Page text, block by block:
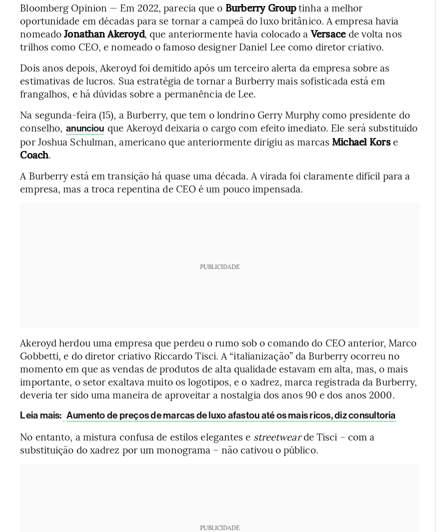
Bloomberg Opinion — Em 2022, parecia que o Burberry Grouptinha a melhor
oportunidade em décadas para se tornar a campeã do luxo britânico. A empresa havia
nomeadoJonathan Akeroyd, que anteriormente havia colocado aVersacede volta nos
trilhos como CEO, e nomeado o famoso designer Daniel Lee como diretor criativo.
Dois anos depois, Akeroyd foi demitido após um terceiro alerta da empresa sobre as
estimativas de lucros. Sua estratégia de tornar a Burberry mais sofisticada está em
frangalhos, e há dúvidas sobre a permanência de Lee.
Na segunda-feira (15), a Burberry, que tem o londrino Gerry Murphy como presidente do
conselho, anunciou que Akeroyd deixaria o cargo com efeito imediato. Ele será substituído
por Joshua Schulman, americano que anteriormente dirigiu as marcasMichael Korse
Coach.
A Burberry está em transição há quase uma década. A virada foi claramente difícil para a
empresa, mas a troca repentina de CEO é um pouco impensada.
PUBLICIDADE
Akeroyd herdou uma empresa que perdeu o rumo sob o comando do CEO anterior, Marco
Gobbetti, e do diretor criativo Riccardo Tisci. A “italianização” da Burberry ocorreu no
momento em que as vendas de produtos de alta qualidade estavam em alta, mas, o mais
importante, o setor exaltava muito os logotipos, e o xadrez, marca registrada da Burberry,
deveria ter sido uma maneira de aproveitar a nostalgia dos anos 90 e dos anos 2000.
Leia mais: Aumento de preços de marcas de luxo afastou até os mais ricos, diz consultoria
No entanto, a mistura confusa de estilos elegantes e streetwearde Tisci – com a
substituição do xadrez por um monograma – não cativou o público.
PUBLICIDADE